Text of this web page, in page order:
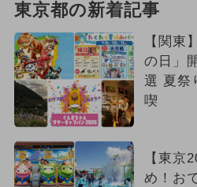
東京都の新着記事
【関東
の日」
選 夏祭
喫
【東京
め！お